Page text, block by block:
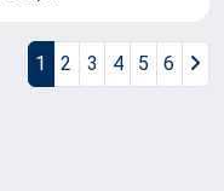
1 2 3 4 5 6